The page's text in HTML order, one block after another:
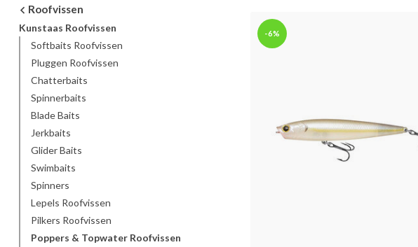
Roofvissen
Kunstaas Roofvissen
Softbaits Roofvissen
Pluggen Roofvissen
Chatterbaits
Spinnerbaits
Blade Baits
Jerkbaits
Glider Baits
Swimbaits
Spinners
Lepels Roofvissen
Pilkers Roofvissen
Poppers & Topwater Roofvissen
-6%